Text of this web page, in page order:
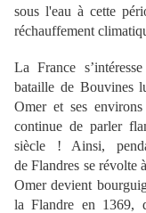
sous l'eau à cette
réchauffement
La France
bataille de Bouvines
Omer et ses
continue de parler
siècle ! Ainsi,
de Flandres se révolte
Omer devient
la Flandre en 1369,